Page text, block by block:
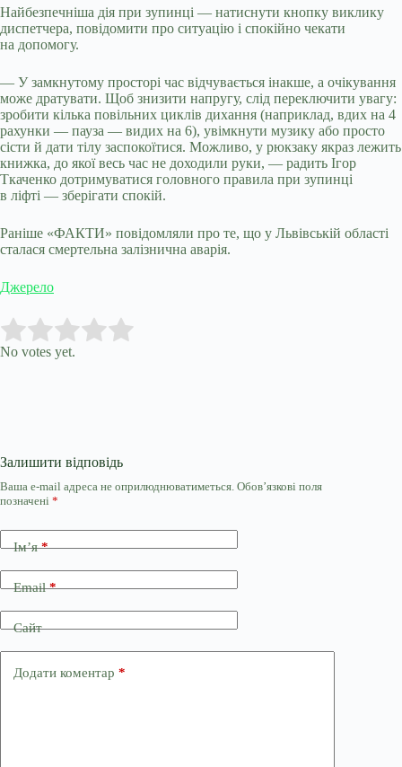
Найбезпечніша дія при зупинці — натиснути кнопку виклику
диспетчера, повідомити про ситуацію і спокійно чекати
на допомогу.
— У замкнутому просторі час відчувається інакше, а очікування
може дратувати. Щоб знизити напругу, слід переключити увагу:
зробити кілька повільних циклів дихання (наприклад, вдих на 4
рахунки — пауза — видих на 6), увімкнути музику або просто
сісти й дати тілу заспокоїтися. Можливо, у рюкзаку якраз лежить
книжка, до якої весь час не доходили руки, — радить Ігор
Ткаченко дотримуватися головного правила при зупинці
в ліфті — зберігати спокій.
Раніше «ФАКТИ» повідомляли про те, що у Львівській області
сталася смертельна залізнична аварія.
Джерело
Rate this item:
No votes yet.
Залишити відповідь
Ваша e-mail адреса не оприлюднюватиметься. Обов’язкові поля
позначені *
Ім’я*
Email*
Сайт
Додати коментар *